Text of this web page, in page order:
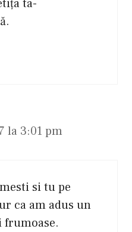
ta-
la 3:01 pm
si tu pe
ca am adus un